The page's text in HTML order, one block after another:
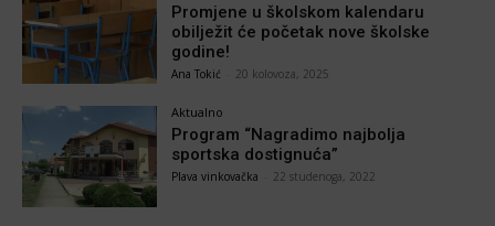
Promjene u školskom kalendaru
obilježit će početak nove školske
godine!
Ana Tokić 20 kolovoza, 2025
Aktualno
Program “Nagradimo najbolja
sportska dostignuća”
Plava vinkovačka 22 studenoga, 2022